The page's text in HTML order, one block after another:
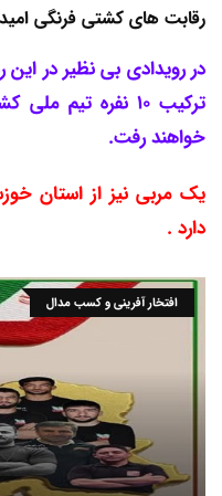
رقابت های کشتی فرنگی
ترکیب 10 نفره
خواهند رفت.
یک مربی نیز از استان
دارد .
افتخار آفرینی و کسب مدال